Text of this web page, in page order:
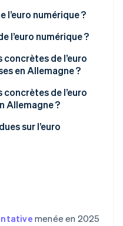
l’euro numérique ?
et initiation du
et hors ligne
contre le
l’euro numérique ?
des données
de l’euro
en Allemagne ?
(POS) et dans le
numérique
de l’euro
Allemagne ?
de paiement
sur l’euro
pas l’argent liquide
cryptomonnaie
menée en 2025